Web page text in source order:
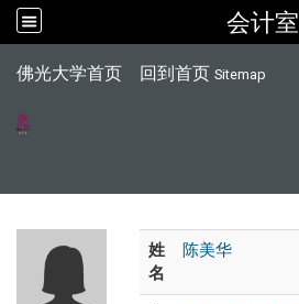
会计室
佛光大学首页 回到首页 Sitemap
姓
名
陈美华